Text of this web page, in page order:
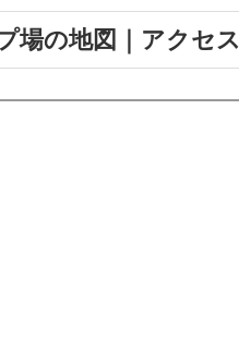
場の地図｜アクセス